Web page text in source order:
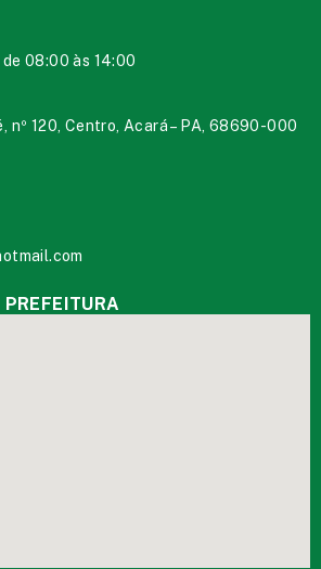
08:00 às 14:00
nº 120, Centro, Acará – PA, 68690-000